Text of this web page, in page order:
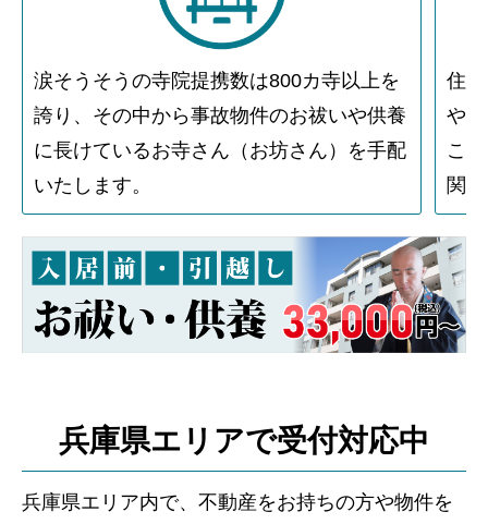
涙そうそうの寺院提携数は800カ寺以上を
誇り、その中から事故物件のお祓いや供養
に長けているお寺さん（お坊さん）を手配
いたします。
住
や
こ
関
兵庫県エリアで受付対応中
兵庫県エリア内で、不動産をお持ちの方や物件を